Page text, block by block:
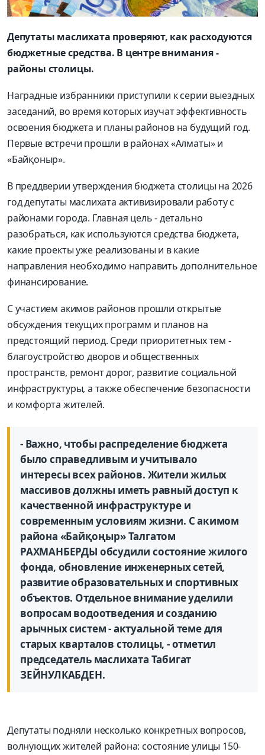
Депутаты маслихата проверяют, как расходуются
бюджетные средства. В центре внимания -
районы столицы.
Наградные избранники приступили к серии выездных
заседаний, во время которых изучат эффективность
освоения бюджета и планы районов на будущий год.
Первые встречи прошли в районах «Алматы» и
«Байқоныр».
В преддверии утверждения бюджета столицы на 2026
год депутаты маслихата активизировали работу с
районами города. Главная цель - детально
разобраться, как используются средства бюджета,
какие проекты уже реализованы и в какие
направления необходимо направить дополнительное
финансирование.
С участием акимов районов прошли открытые
обсуждения текущих программ и планов на
предстоящий период. Среди приоритетных тем -
благоустройство дворов и общественных
пространств, ремонт дорог, развитие социальной
инфраструктуры, а также обеспечение безопасности
и комфорта жителей.
- Важно, чтобы распределение бюджета
было справедливым и учитывало
интересы всех районов. Жители жилых
массивов должны иметь равный доступ к
качественной инфраструктуре и
современным условиям жизни. С акимом
района «Байқоңыр» Талгатом
РАХМАНБЕРДЫ обсудили состояние жилого
фонда, обновление инженерных сетей,
развитие образовательных и спортивных
объектов. Отдельное внимание уделили
вопросам водоотведения и созданию
арычных систем - актуальной теме для
старых кварталов столицы, - отметил
председатель маслихата Табигат
ЗЕЙНУЛКАБДЕН.
Депутаты подняли несколько конкретных вопросов,
волнующих жителей района: состояние улицы 150-